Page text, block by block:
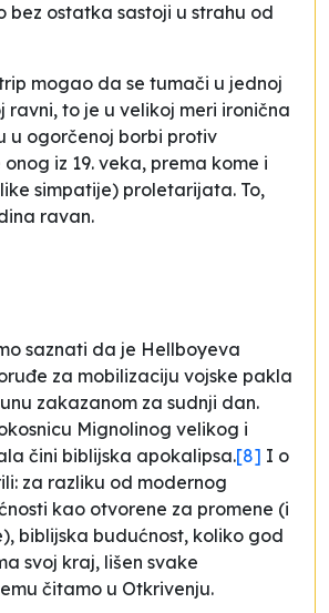
bez ostatka sastoji u strahu od
mogao da se tumači u jednoj
ravni, to je u velikoj meri ironična
u ogorčenoj borbi protiv
iz 19. veka, prema kome i
simpatije) proletarijata. To,
ravan.
saznati da je Hellboyeva
za mobilizaciju vojske pakla
zakazanom za sudnji dan.
Mignolinog velikog i
čini biblijska apokalipsa.[8] I o
za razliku od modernog
kao otvorene za promene (i
biblijska budućnost, koliko god
svoj kraj, lišen svake
čitamo u Otkrivenju.